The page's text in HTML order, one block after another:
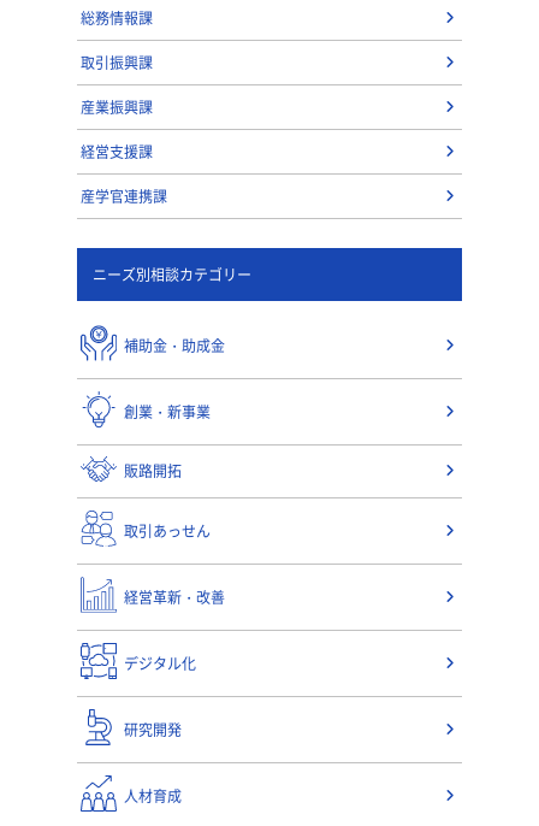
総務情報課
取引振興課
産業振興課
経営支援課
産学官連携課
ニーズ別相談カテゴリー
補助金・助成金
創業・新事業
販路開拓
取引あっせん
経営革新・改善
デジタル化
研究開発
人材育成